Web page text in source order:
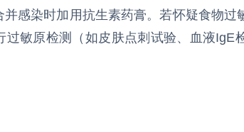
感染时加用抗生素药膏。若怀疑食物过
过敏原检测（如皮肤点刺试验、血液IgE